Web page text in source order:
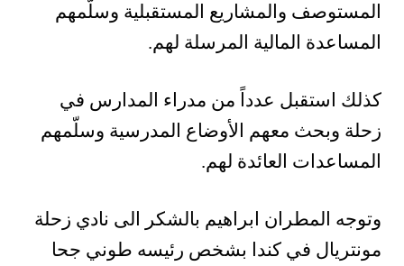
المستوصف والمشاريع المستقبلية وسلّمهم
المساعدة المالية المرسلة لهم.
كذلك استقبل عدداً من مدراء المدارس في
زحلة وبحث معهم الأوضاع المدرسية وسلّمهم
المساعدات العائدة لهم.
وتوجه المطران ابراهيم بالشكر الى نادي زحلة
مونتريال في كندا بشخص رئيسه طوني جحا